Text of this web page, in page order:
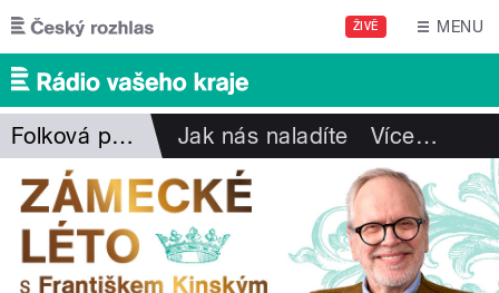
Přejít k hlavnímu obsahu
ŽIVĚ MENU
Folková pohlazení Jak nás naladíte Více…